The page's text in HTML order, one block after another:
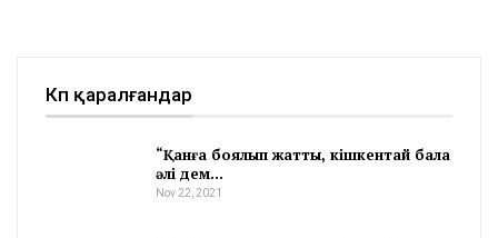
Көп қаралғандар
“Қанға боялып жатты, кішкентай бала
әлі дем…
Nov 22, 2021